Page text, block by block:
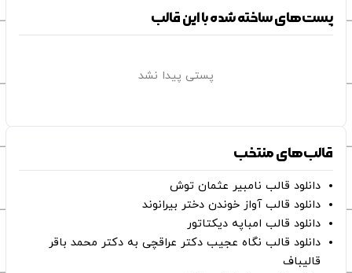
پست‌های ساخته شده با این قالب
پستی پیدا نشد
قالب‌های منتخب
دانلود قالب نامبیر عثمان ‌توش
دانلود قالب آواز خوندن دختر بیرانوند
دانلود قالب امباپه دیکتاتور
دانلود قالب نگاه عجیب دکتر عراقچی به دکتر محمد باقر
قالیباف